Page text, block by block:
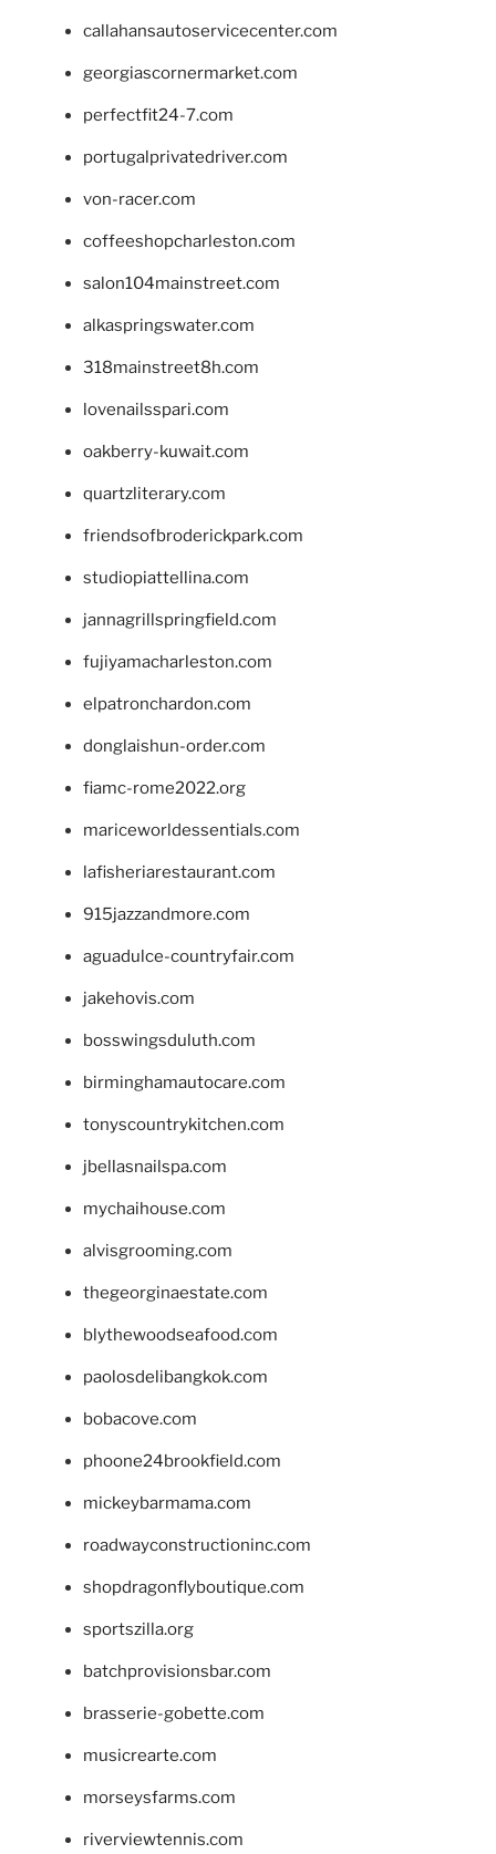
callahansautoservicecenter.com
georgiascornermarket.com
perfectfit24-7.com
portugalprivatedriver.com
von-racer.com
coffeeshopcharleston.com
salon104mainstreet.com
alkaspringswater.com
318mainstreet8h.com
lovenailsspari.com
oakberry-kuwait.com
quartzliterary.com
friendsofbroderickpark.com
studiopiattellina.com
jannagrillspringfield.com
fujiyamacharleston.com
elpatronchardon.com
donglaishun-order.com
fiamc-rome2022.org
mariceworldessentials.com
lafisheriarestaurant.com
915jazzandmore.com
aguadulce-countryfair.com
jakehovis.com
bosswingsduluth.com
birminghamautocare.com
tonyscountrykitchen.com
jbellasnailspa.com
mychaihouse.com
alvisgrooming.com
thegeorginaestate.com
blythewoodseafood.com
paolosdelibangkok.com
bobacove.com
phoone24brookfield.com
mickeybarmama.com
roadwayconstructioninc.com
shopdragonflyboutique.com
sportszilla.org
batchprovisionsbar.com
brasserie-gobette.com
musicrearte.com
morseysfarms.com
riverviewtennis.com